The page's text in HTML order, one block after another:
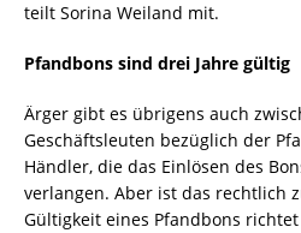
teilt Sorina Weiland mit.
Pfandbons sind drei Jahre gültig
Ärger gibt es übrigens auch
Geschäftsleuten bezüglich der
Händler, die das Einlösen des
verlangen. Aber ist das rechtlich
Gültigkeit eines Pfandbons